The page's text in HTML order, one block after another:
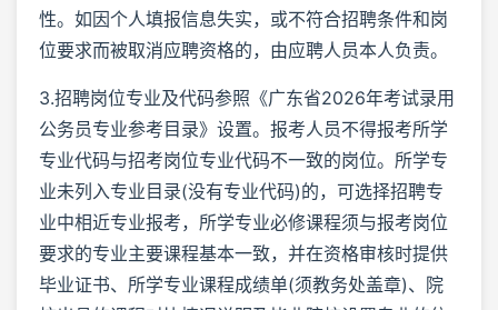
性。如因个人填报信息失实，或不符合招聘条件和岗
位要求而被取消应聘资格的，由应聘人员本人负责。
3.招聘岗位专业及代码参照《广东省2026年考试录用
公务员专业参考目录》设置。报考人员不得报考所学
专业代码与招考岗位专业代码不一致的岗位。所学专
业未列入专业目录(没有专业代码)的，可选择招聘专
业中相近专业报考，所学专业必修课程须与报考岗位
要求的专业主要课程基本一致，并在资格审核时提供
毕业证书、所学专业课程成绩单(须教务处盖章)、院